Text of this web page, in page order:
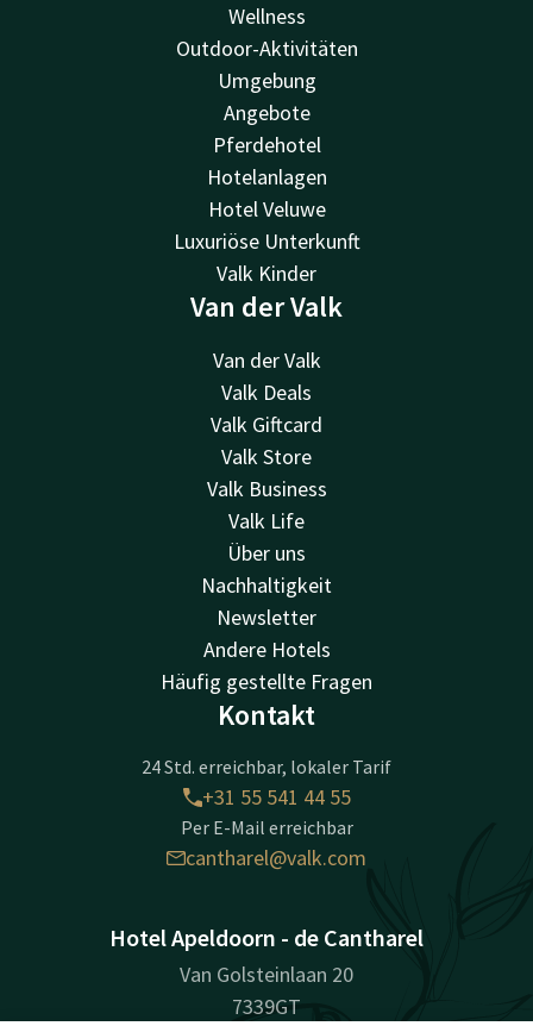
Wellness
Outdoor-Aktivitäten
Umgebung
Angebote
Pferdehotel
Hotelanlagen
Hotel Veluwe
Luxuriöse Unterkunft
Valk Kinder
Van der Valk
Van der Valk
Valk Deals
Valk Giftcard
Valk Store
Valk Business
Valk Life
Über uns
Nachhaltigkeit
Newsletter
Andere Hotels
Häufig gestellte Fragen
Kontakt
24 Std. erreichbar, lokaler Tarif
+31 55 541 44 55
Per E-Mail erreichbar
cantharel@valk.com
Hotel Apeldoorn - de Cantharel
Van Golsteinlaan 20
7339GT